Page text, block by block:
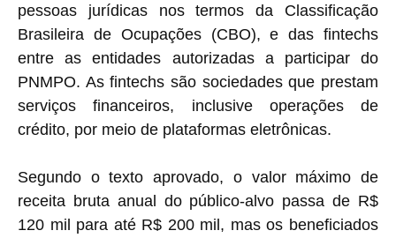
pessoas jurídicas nos termos da Classificação
Brasileira de Ocupações (CBO), e das fintechs
entre as entidades autorizadas a participar do
PNMPO. As fintechs são sociedades que prestam
serviços financeiros, inclusive operações de
crédito, por meio de plataformas eletrônicas.
Segundo o texto aprovado, o valor máximo de
receita bruta anual do público-alvo passa de R$
120 mil para até R$ 200 mil, mas os beneficiados